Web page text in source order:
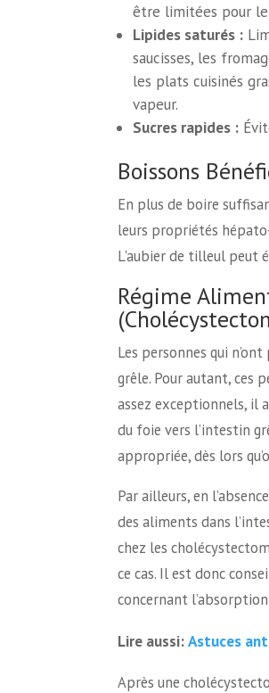
être limitées pour
Lipides saturés :
saucisses, les
les plats cuisinés
vapeur.
Sucres rapides :
Boissons
En plus de boire
leurs propriétés
L'aubier de tilleul peut
Régime
Les personnes qui
grêle. Pour autant, ces
assez exceptionnels, il
du foie vers l’intestin
appropriée, dès lors
Par ailleurs, en
des aliments dans
chez les
ce cas. Il est donc
concernant l’absorption
Lire aussi:Astuces
Après une